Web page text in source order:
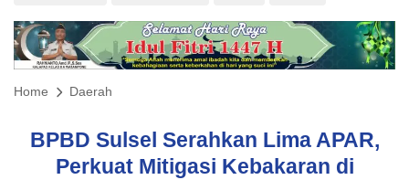
Home Daerah
BPBD Sulsel Serahkan Lima APAR,
Perkuat Mitigasi Kebakaran di